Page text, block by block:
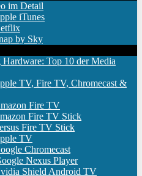
im Detail
iTunes
by Sky
Hardware: Top 10 der Media
TV, Fire TV, Chromecast &
Fire TV
Fire TV Stick
Fire TV Stick
TV
Chromecast
Nexus Player
Shield Android TV